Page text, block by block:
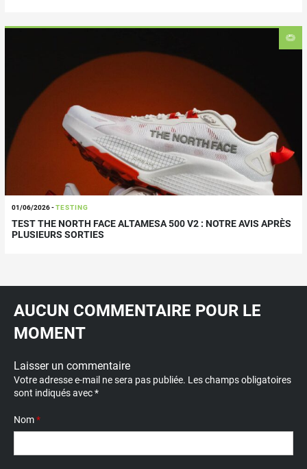
01/06/2026-TESTING
TEST THE NORTH FACE ALTAMESA 500 V2 : NOTRE AVIS APRÈS
PLUSIEURS SORTIES
AUCUN COMMENTAIRE POUR LE
MOMENT
Laisser un commentaire
Votre adresse e-mail ne sera pas publiée. Les champs obligatoires
sont indiqués avec*
Nom*